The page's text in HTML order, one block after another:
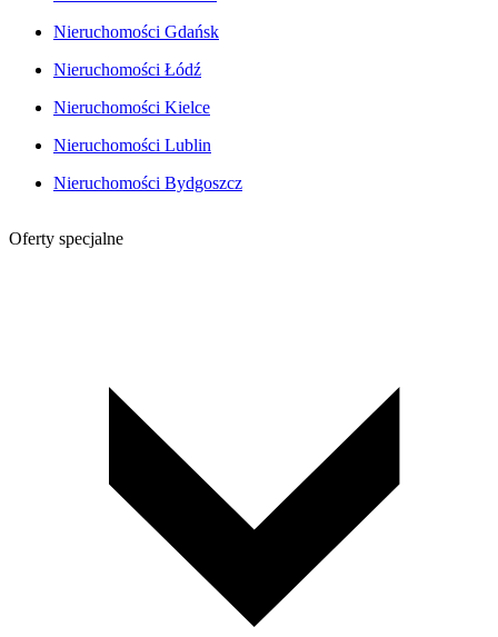
Nieruchomości Gdańsk
Nieruchomości Łódź
Nieruchomości Kielce
Nieruchomości Lublin
Nieruchomości Bydgoszcz
Oferty specjalne